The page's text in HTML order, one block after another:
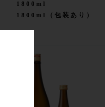
1800ml
1800ml（包装あり）